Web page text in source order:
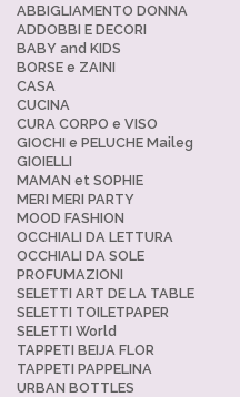
ABBIGLIAMENTO DONNA
ADDOBBI E DECORI
BABY and KIDS
BORSE e ZAINI
CASA
CUCINA
CURA CORPO e VISO
GIOCHI e PELUCHE Maileg
GIOIELLI
MAMAN et SOPHIE
MERI MERI PARTY
MOOD FASHION
OCCHIALI DA LETTURA
OCCHIALI DA SOLE
PROFUMAZIONI
SELETTI ART DE LA TABLE
SELETTI TOILETPAPER
SELETTI World
TAPPETI BEIJA FLOR
TAPPETI PAPPELINA
URBAN BOTTLES